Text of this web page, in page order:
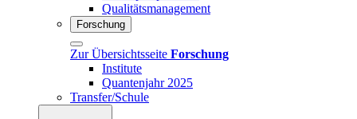
Qualitätsmanagement
Forschung
Zur Übersichtsseite Forschung
Institute
Quantenjahr 2025
Transfer/Schule